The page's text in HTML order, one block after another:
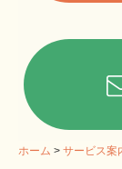
居宅介護支
ホーム サービス案